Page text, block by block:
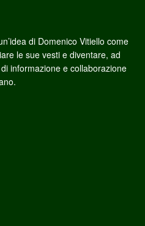
di Domenico Vitiello come
le sue vesti e diventare, ad
informazione e collaborazione